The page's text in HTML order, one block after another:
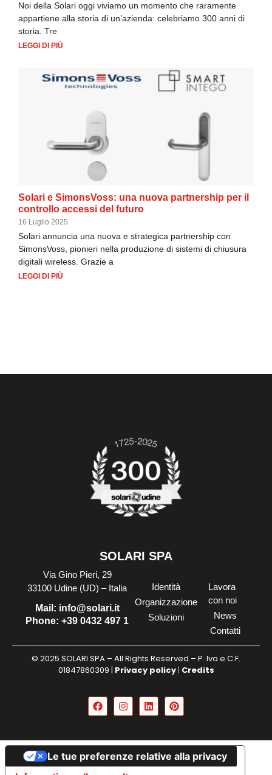
Noi della Solari oggi viviamo un momento che raramente
appartiene alla storia di un’azienda: celebriamo 300 anni di
storia. Tre
LEGGI DI PIÙ
Solari e SimonsVoss: una nuova partnership per il
controllo accessi del futuro
16 Luglio 2025
Solari annuncia una nuova e strategica partnership con
SimonsVoss, pionieri nella produzione di sistemi di chiusura
digitali wireless. Grazie a
LEGGI DI PIÙ
SOLARI SPA
Via Gino Pieri, 29
33100 Udine (UD) – Italia
Mail: info@solari.it
Phone: +39 0432 497 1
Identità
Organizzazione
Soluzioni
Lavora
con noi
News
Contatti
© 2025 SOLARI SPA – All Rights Reserved – P. Iva e C.F.
01847860309 | Privacy policy| Credits
Le tue preferenze relative alla privacy